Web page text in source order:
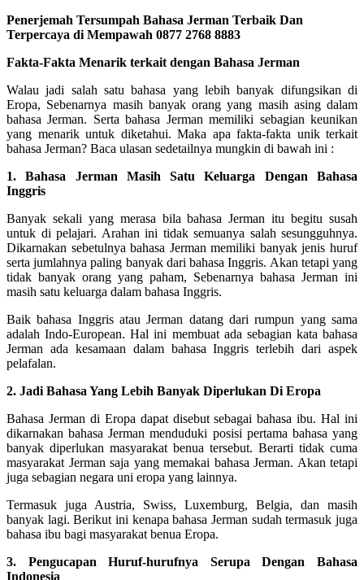
Penerjemah Tersumpah Bahasa Jerman Terbaik Dan
Terpercaya di Mempawah 0877 2768 8883
Fakta-Fakta Menarik terkait dengan Bahasa Jerman
Walau jadi salah satu bahasa yang lebih banyak difungsikan di
Eropa, Sebenarnya masih banyak orang yang masih asing dalam
bahasa Jerman. Serta bahasa Jerman memiliki sebagian keunikan
yang menarik untuk diketahui. Maka apa fakta-fakta unik terkait
bahasa Jerman? Baca ulasan sedetailnya mungkin di bawah ini :
1. Bahasa Jerman Masih Satu Keluarga Dengan Bahasa
Inggris
Banyak sekali yang merasa bila bahasa Jerman itu begitu susah
untuk di pelajari. Arahan ini tidak semuanya salah sesungguhnya.
Dikarnakan sebetulnya bahasa Jerman memiliki banyak jenis huruf
serta jumlahnya paling banyak dari bahasa Inggris. Akan tetapi yang
tidak banyak orang yang paham, Sebenarnya bahasa Jerman ini
masih satu keluarga dalam bahasa Inggris.
Baik bahasa Inggris atau Jerman datang dari rumpun yang sama
adalah Indo-European. Hal ini membuat ada sebagian kata bahasa
Jerman ada kesamaan dalam bahasa Inggris terlebih dari aspek
pelafalan.
2. Jadi Bahasa Yang Lebih Banyak Diperlukan Di Eropa
Bahasa Jerman di Eropa dapat disebut sebagai bahasa ibu. Hal ini
dikarnakan bahasa Jerman menduduki posisi pertama bahasa yang
banyak diperlukan masyarakat benua tersebut. Berarti tidak cuma
masyarakat Jerman saja yang memakai bahasa Jerman. Akan tetapi
juga sebagian negara uni eropa yang lainnya.
Termasuk juga Austria, Swiss, Luxemburg, Belgia, dan masih
banyak lagi. Berikut ini kenapa bahasa Jerman sudah termasuk juga
bahasa ibu bagi masyarakat benua Eropa.
3. Pengucapan Huruf-hurufnya Serupa Dengan Bahasa
Indonesia